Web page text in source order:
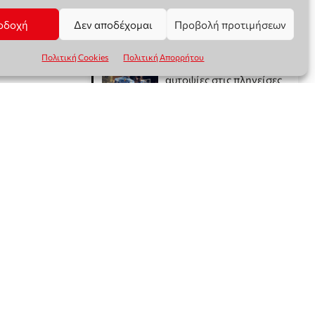
Δεν αποδέχομαι Προβολή προτιμήσεων
Πολιτική Cookies Πολιτική Απορρήτου